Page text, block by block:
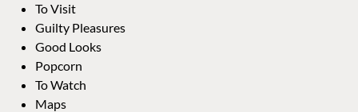
To Visit
Guilty Pleasures
Good Looks
Popcorn
To Watch
Maps